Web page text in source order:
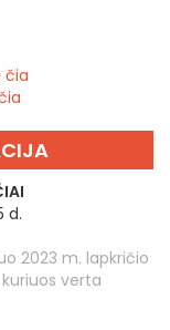
čia
d.
2023 m. lapkričio
verta